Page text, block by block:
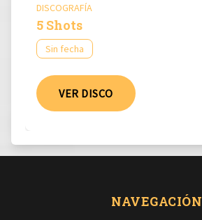
DISCOGRAFÍA
5 Shots
Sin fecha
VER DISCO
NAVEGACIÓN